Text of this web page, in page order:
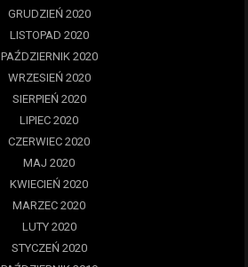
GRUDZIEŃ 2020
LISTOPAD 2020
PAŹDZIERNIK 2020
WRZESIEŃ 2020
SIERPIEŃ 2020
LIPIEC 2020
CZERWIEC 2020
MAJ 2020
KWIECIEŃ 2020
MARZEC 2020
LUTY 2020
STYCZEŃ 2020